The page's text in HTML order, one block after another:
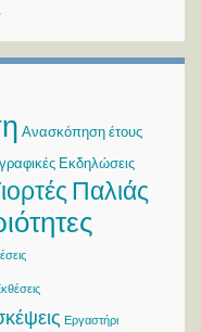
Ανασκόπηση έτους
Εκδηλώσεις
Παλιάς
Εργαστήρι